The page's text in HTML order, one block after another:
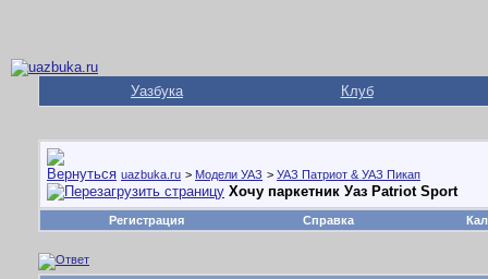
Уазбука Клуб
uazbuka.ru > Модели УАЗ > УАЗ Патриот & УАЗ Пикап
Хочу паркетник Уаз Patriot Sport
Регистрация Справка